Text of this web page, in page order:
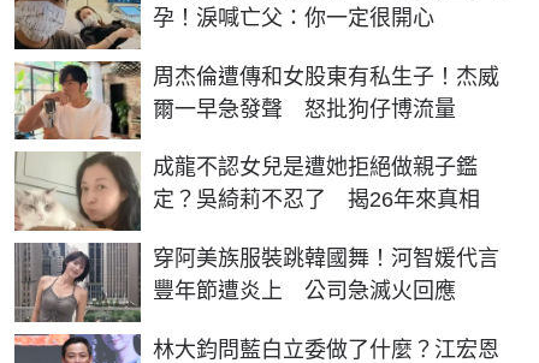
孕！淚喊亡父：你一定很開心
周杰倫遭傳和女股東有私生子！杰威
爾一早急發聲 怒批狗仔博流量
成龍不認女兒是遭她拒絕做親子鑑
定？吳綺莉不忍了 揭26年來真相
穿阿美族服裝跳韓國舞！河智媛代言
豐年節遭炎上 公司急滅火回應
林大鈞問藍白立委做了什麼？江宏恩